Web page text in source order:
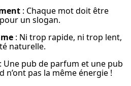
: Chaque mot doit être
un slogan.
: Ni trop rapide, ni trop lent,
naturelle.
: Une pub de parfum et une pub
n’ont pas la même énergie !